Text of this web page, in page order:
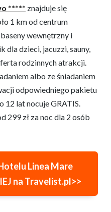
***** znajduje się
1 km od centrum
wewnętrzny i
dla dzieci, jacuzzi, sauny,
rodzinnych atrakcji.
albo ze śniadaniem
odpowiedniego pakietu
12 lat nocuje GRATIS.
299 zł za noc dla 2 osób
Linea Mare
na Travelist.pl>>